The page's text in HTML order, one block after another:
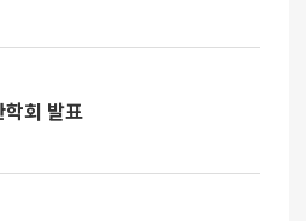
회 발표